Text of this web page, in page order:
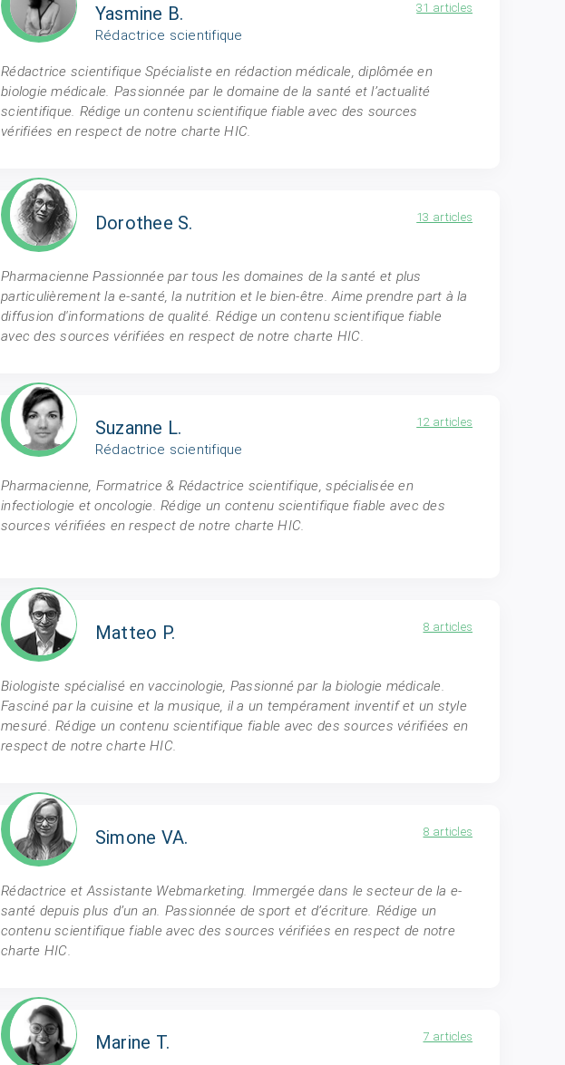
Yasmine B.
Rédactrice scientifique
31 articles
Rédactrice scientifique Spécialiste en rédaction médicale, diplômée en
biologie médicale. Passionnée par le domaine de la santé et l’actualité
scientifique. Rédige un contenu scientifique fiable avec des sources
vérifiées en respect de notre charte HIC.
Dorothee S. 13 articles
Pharmacienne Passionnée par tous les domaines de la santé et plus
particulièrement la e-santé, la nutrition et le bien-être. Aime prendre part à la
diffusion d'informations de qualité. Rédige un contenu scientifique fiable
avec des sources vérifiées en respect de notre charte HIC.
Suzanne L.
Rédactrice scientifique
12 articles
Pharmacienne, Formatrice & Rédactrice scientifique, spécialisée en
infectiologie et oncologie. Rédige un contenu scientifique fiable avec des
sources vérifiées en respect de notre charte HIC.
Matteo P. 8 articles
Biologiste spécialisé en vaccinologie, Passionné par la biologie médicale.
Fasciné par la cuisine et la musique, il a un tempérament inventif et un style
mesuré. Rédige un contenu scientifique fiable avec des sources vérifiées en
respect de notre charte HIC.
Simone VA. 8 articles
Rédactrice et Assistante Webmarketing. Immergée dans le secteur de la e-
santé depuis plus d’un an. Passionnée de sport et d’écriture. Rédige un
contenu scientifique fiable avec des sources vérifiées en respect de notre
charte HIC.
Marine T. 7 articles